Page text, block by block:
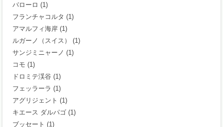
バローロ (1)
フランチャコルタ (1)
アマルフィ海岸 (1)
ルガーノ（スイス）
(1)
サンジミニャーノ (1)
コモ (1)
ドロミテ渓谷 (1)
フェッラーラ (1)
アグリジェント (1)
キエース ダルパゴ (1)
ブッセート (1)